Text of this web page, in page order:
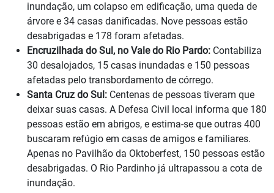
inundação, um colapso em edificação, uma queda de
árvore e 34 casas danificadas. Nove pessoas estão
desabrigadas e 178 foram afetadas.
Encruzilhada do Sul, no Vale do Rio Pardo: Contabiliza
30 desalojados, 15 casas inundadas e 150 pessoas
afetadas pelo transbordamento de córrego.
Santa Cruz do Sul: Centenas de pessoas tiveram que
deixar suas casas. A Defesa Civil local informa que 180
pessoas estão em abrigos, e estima-se que outras 400
buscaram refúgio em casas de amigos e familiares.
Apenas no Pavilhão da Oktoberfest, 150 pessoas estão
desabrigadas. O Rio Pardinho já ultrapassou a cota de
inundação.